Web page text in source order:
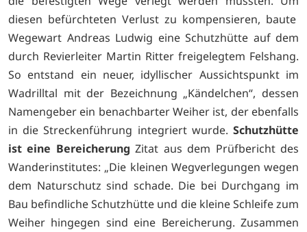
diesen befürchteten Verlust zu kompensieren, baute
Wegewart Andreas Ludwig eine Schutzhütte auf dem
durch Revierleiter Martin Ritter freigelegtem Felshang.
So entstand ein neuer, idyllischer Aussichtspunkt im
Wadrilltal mit der Bezeichnung „Kändelchen“, dessen
Namengeber ein benachbarter Weiher ist, der ebenfalls
in die Streckenführung integriert wurde. Schutzhütte
ist eine Bereicherung Zitat aus dem Prüfbericht des
Wanderinstitutes: „Die kleinen Wegverlegungen wegen
dem Naturschutz sind schade. Die bei Durchgang im
Bau befindliche Schutzhütte und die kleine Schleife zum
Weiher hingegen sind eine Bereicherung. Zusammen